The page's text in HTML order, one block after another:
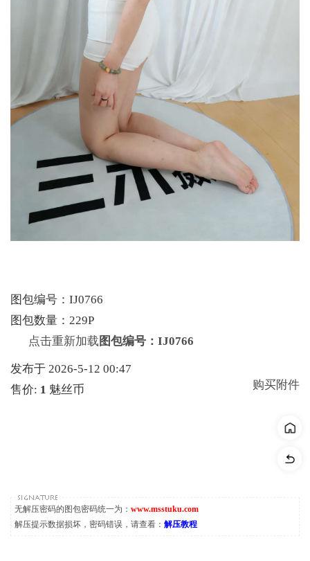
图包编号：IJ0766
图包数量：229P
点击重新加载 图包编号：IJ0766
发布于 2026-5-12 00:47
售价: 1 魅丝币 购买附件
无解压密码的图包密码统一为： www.msstuku.com
解压提示数据损坏，密码错误，请查看： 解压教程